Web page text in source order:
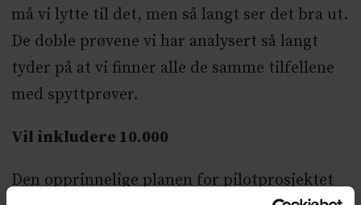
må vi lytte til det, men så langt ser det bra ut.
De doble prøvene vi har analysert så langt
tyder på at vi finner alle de samme tilfellene
med spyttprøver.
Vil inkludere 10.000
Den opprinnelige planen for pilotprosjektet